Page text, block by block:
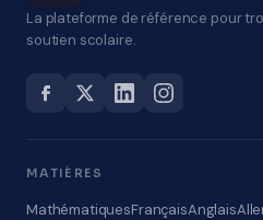
La plateforme de référence pour
soutien scolaire.
MATIÈRES
MathématiquesFrançaisAnglais